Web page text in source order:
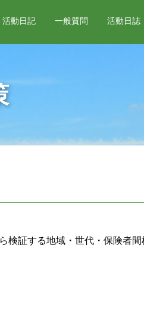
活動日記 一般質問 活動日誌
検証する地域・世代・保険者間